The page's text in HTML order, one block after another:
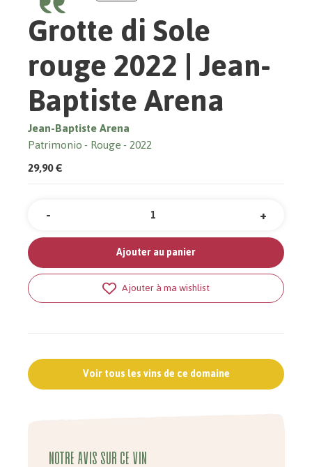
Grotte di Sole
rouge 2022 | Jean-
Baptiste Arena
Jean-Baptiste Arena
Patrimonio Rouge 2022
29,90 €
Quantité +
-
Ajouter au panier
Ajouter à ma wishlist
Voir tous les vins de ce domaine
Notre avis sur ce vin